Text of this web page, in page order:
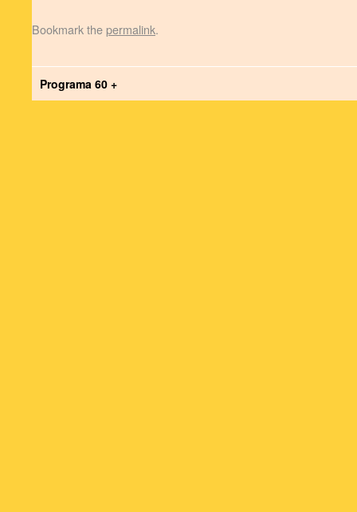
Bookmark thepermalink.
Programa 60 +